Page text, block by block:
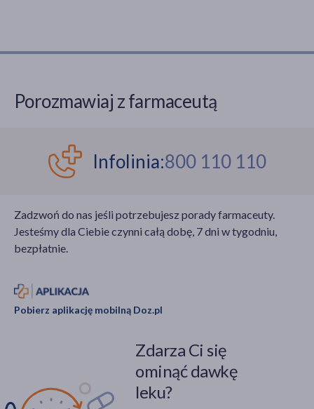
Porozmawiaj z farmaceutą
Infolinia:800 110 110
Zadzwoń do nas jeśli potrzebujesz porady farmaceuty.
Jesteśmy dla Ciebie czynni całą dobę, 7 dni w tygodniu,
bezpłatnie.
Pobierz aplikację mobilną Doz.pl
Zdarza Ci się
ominąć dawkę
leku?